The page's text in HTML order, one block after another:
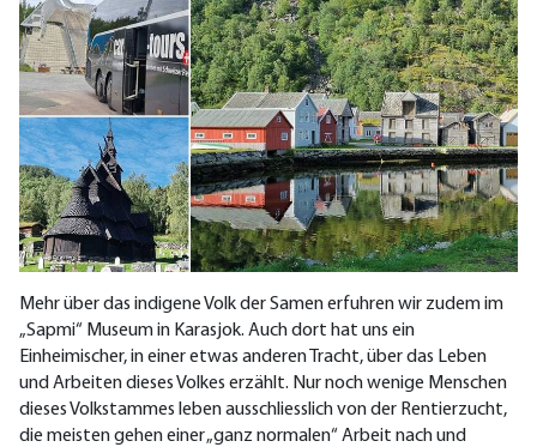
Mehr über das indigene Volk der Samen erfuhren wir zudem im
„Sapmi“ Museum in Karasjok. Auch dort hat uns ein
Einheimischer, in einer etwas anderen Tracht, über das Leben
und Arbeiten dieses Volkes erzählt. Nur noch wenige Menschen
dieses Volkstammes leben ausschliesslich von der Rentierzucht,
die meisten gehen einer „ganz normalen“ Arbeit nach und